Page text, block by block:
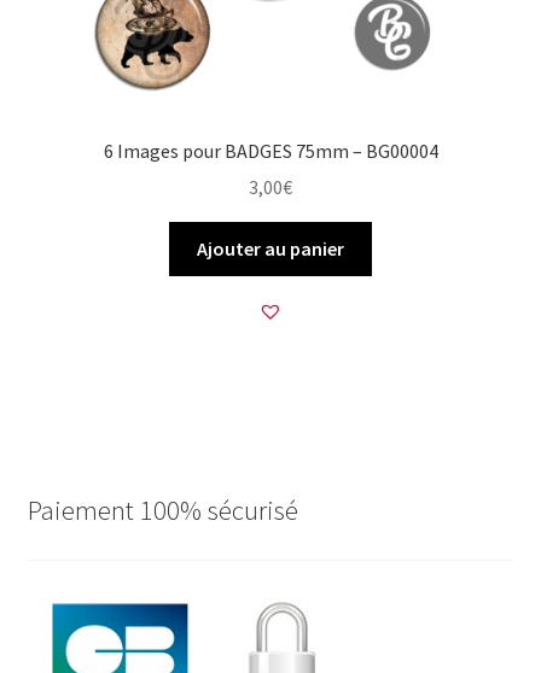
6 Images pour BADGES 75mm – BG00004
3,00€
Ajouter au panier
Paiement 100% sécurisé